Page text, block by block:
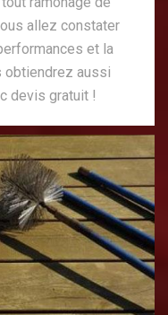
allez constater
et la
obtiendrez aussi
devis gratuit !